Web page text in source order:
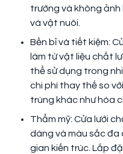
trường và không ảnh
và vật nuôi.
Bền bỉ và tiết kiệm:
làm từ vật liệu chất
thể sử dụng trong
chi phí thay thế so
trùng khác như hóa
Thẩm mỹ: Cửa lưới
dáng và màu sắc đa
gian kiến trúc. Lắp